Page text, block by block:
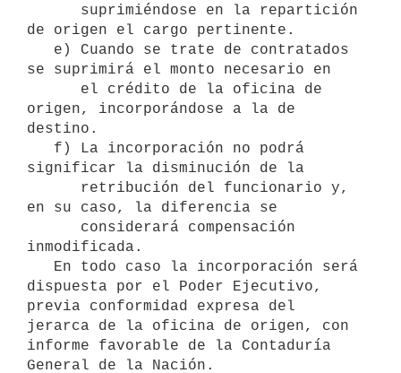
de origen el cargo pertinente.
se suprimirá el monto necesario en
origen, incorporándose a la de
destino.
significar la disminución de la
en su caso, la diferencia se
inmodificada.
dispuesta por el Poder Ejecutivo,
previa conformidad expresa del
jerarca de la oficina de origen, con
informe favorable de la Contaduría